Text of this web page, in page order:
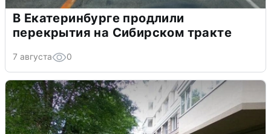
В Екатеринбурге продлили
перекрытия на Сибирском тракте
7 августа 0